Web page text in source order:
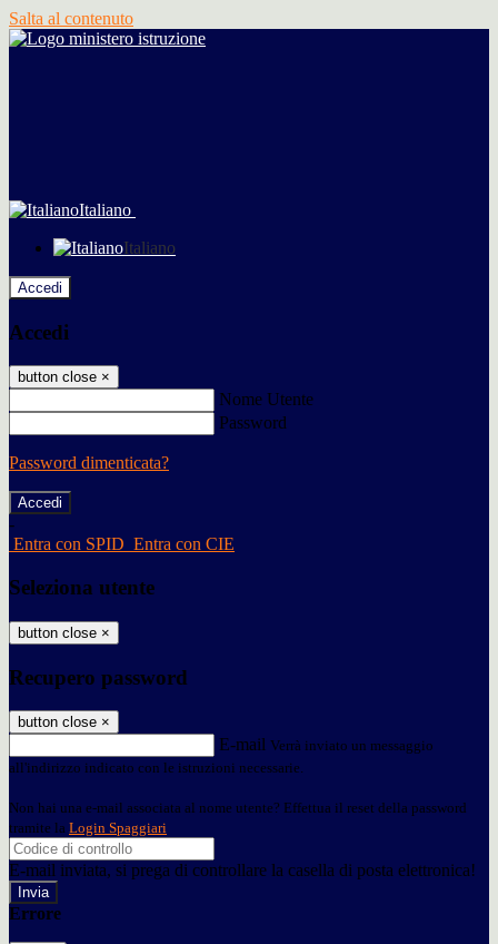
Salta al contenuto
Italiano
Italiano
Accedi
Accedi
button close ×
Nome Utente
Password
Password dimenticata?
-
Entra con SPID Entra con CIE
Seleziona utente
button close ×
Recupero password
button close ×
E-mail Verrà inviato un messaggio
all'indirizzo indicato con le istruzioni necessarie.
Non hai una e-mail associata al nome utente? Effettua il reset della password
tramite la Login Spaggiari
E-mail inviata, si prega di controllare la casella di posta elettronica!
Errore